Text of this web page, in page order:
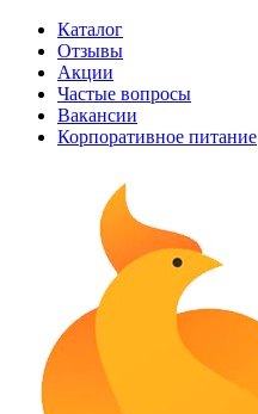
Каталог
Отзывы
Акции
Частые вопросы
Вакансии
Корпоративное питание